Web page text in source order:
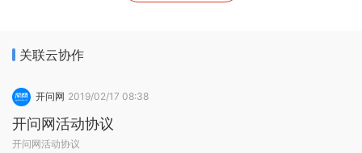
【报名信息尾部说明
关联云协作
开问网 2019/02/17 08:38
开问网活动协议
开问网活动协议